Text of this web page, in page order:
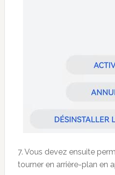
7. Vous devez ensuite
tourner en arrière-plan en